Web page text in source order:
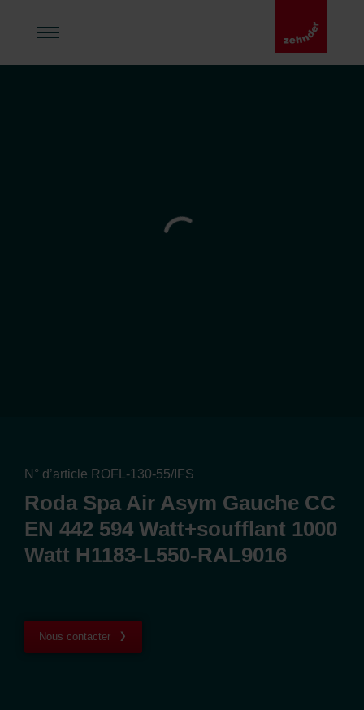
N° d’article ROFL-130-55/IFS
Roda Spa Air Asym Gauche CC
EN 442 594 Watt+soufflant 1000
Watt H1183-L550-RAL9016
Nous contacter